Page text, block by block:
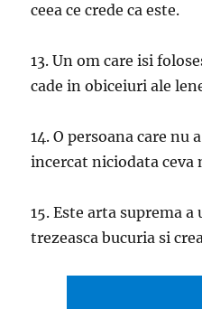
ceea ce crede ca este.
13. Un om care isi
cade in obiceiuri ale
14. O persoana care nu
incercat niciodata ceva
15. Este arta suprema
trezeasca bucuria si